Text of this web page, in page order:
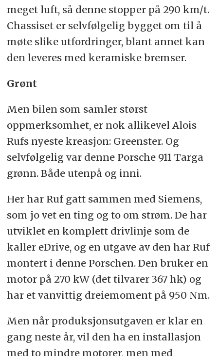
meget luft, så denne stopper på 290 km/t.
Chassiset er selvfølgelig bygget om til å
møte slike utfordringer, blant annet kan
den leveres med keramiske bremser.
Grønt
Men bilen som samler størst
oppmerksomhet, er nok allikevel Alois
Rufs nyeste kreasjon: Greenster. Og
selvfølgelig var denne Porsche 911 Targa
grønn. Både utenpå og inni.
Her har Ruf gatt sammen med Siemens,
som jo vet en ting og to om strøm. De har
utviklet en komplett drivlinje som de
kaller eDrive, og en utgave av den har Ruf
montert i denne Porschen. Den bruker en
motor på 270 kW (det tilvarer 367 hk) og
har et vanvittig dreiemoment på 950 Nm.
Men når produksjonsutgaven er klar en
gang neste år, vil den ha en installasjon
med to mindre motorer, men med